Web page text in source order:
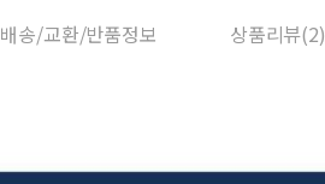
배송/교환/반품정보 상품리뷰(2)